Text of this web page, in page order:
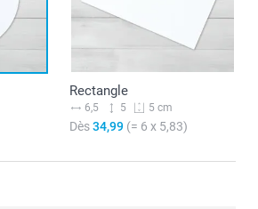
Rectangle
6,5 5 5 cm
Dès34,99 (= 6 x 5,83)